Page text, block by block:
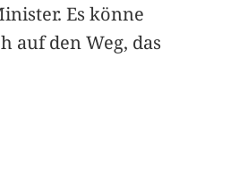
Es könne
auf den Weg, das